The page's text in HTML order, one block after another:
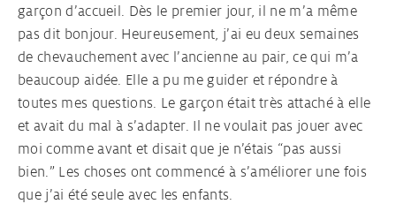
garçon d’accueil. Dès le premier jour, il ne m’a même
pas dit bonjour. Heureusement, j’ai eu deux semaines
de chevauchement avec l’ancienne au pair, ce qui m’a
beaucoup aidée. Elle a pu me guider et répondre à
toutes mes questions. Le garçon était très attaché à elle
et avait du mal à s’adapter. Il ne voulait pas jouer avec
moi comme avant et disait que je n’étais “pas aussi
bien.” Les choses ont commencé à s’améliorer une fois
que j’ai été seule avec les enfants.